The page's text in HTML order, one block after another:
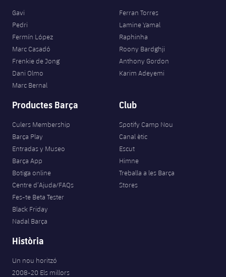
Gavi
Pedri
Fermín López
Marc Casadó
Frenkie de Jong
Dani Olmo
Marc Bernal
Ferran Torres
Lamine Yamal
Raphinha
Roony Bardghji
Anthony Gordon
Karim Adeyemi
Productes Barça
Culers Membership
Barça Play
Entradas y Museo
Barça App
Botiga online
Centre d’Ajuda/FAQs
Fes-te Beta Tester
Black Friday
Nadal Barça
Club
Spotify Camp Nou
Canal ètic
Escut
Himne
Treballa a les Barça
Stores
Història
Un nou horitzó
2008-20 Els millors